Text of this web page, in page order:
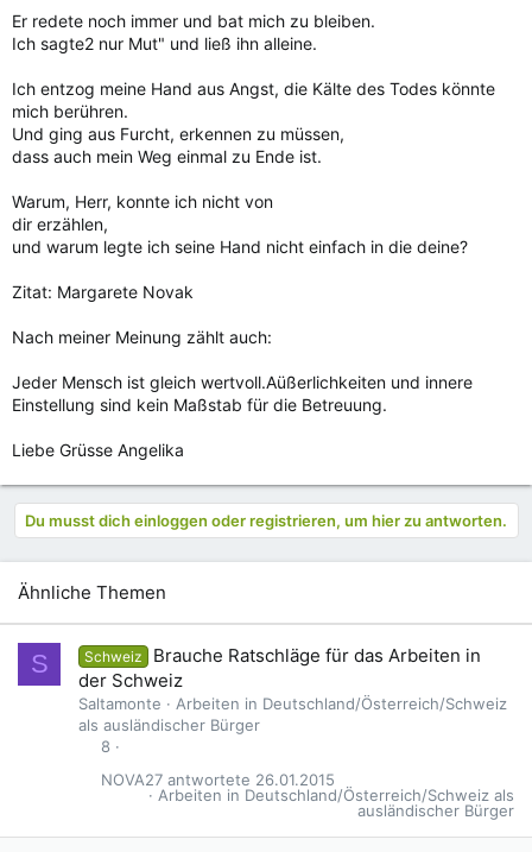
Er redete noch immer und bat mich zu bleiben.
Ich sagte2 nur Mut" und ließ ihn alleine.
Ich entzog meine Hand aus Angst, die Kälte des Todes könnte
mich berühren.
Und ging aus Furcht, erkennen zu müssen,
dass auch mein Weg einmal zu Ende ist.
Warum, Herr, konnte ich nicht von
dir erzählen,
und warum legte ich seine Hand nicht einfach in die deine?
Zitat: Margarete Novak
Nach meiner Meinung zählt auch:
Jeder Mensch ist gleich wertvoll.Aüßerlichkeiten und innere
Einstellung sind kein Maßstab für die Betreuung.
Liebe Grüsse Angelika
Du musst dich einloggen oder registrieren, um hier zu antworten.
Ähnliche Themen
S Schweiz
Brauche Ratschläge für das Arbeiten in
der Schweiz
Saltamonte
Arbeiten in Deutschland/Österreich/Schweiz
als ausländischer Bürger
8
Arbeiten in Deutschland/Österreich/Schweiz als
ausländischer Bürger
26.01.2015
NOVA27